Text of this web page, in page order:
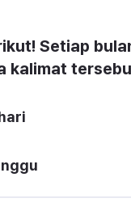
Setiap
kalimat